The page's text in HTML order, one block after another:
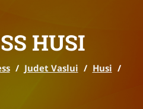
HUSI
/ Judet Vaslui / Husi /